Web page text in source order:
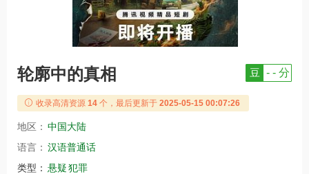
轮廓中的真相 豆 - - 分
收录高清资源 14 个，最后更新于 2025-05-15 00:07:26
地区： 中国大陆
语言： 汉语普通话
类型： 悬疑犯罪